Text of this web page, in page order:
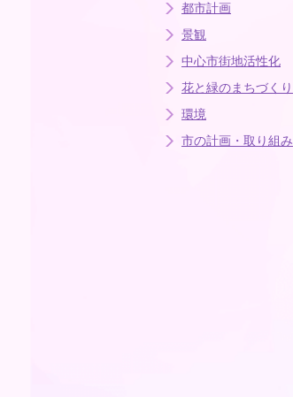
都市計画
景観
中心市街地活性化
花と緑のまちづくり
環境
市の計画・取り組み